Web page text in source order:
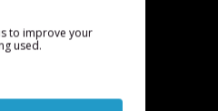
to improve your
used.